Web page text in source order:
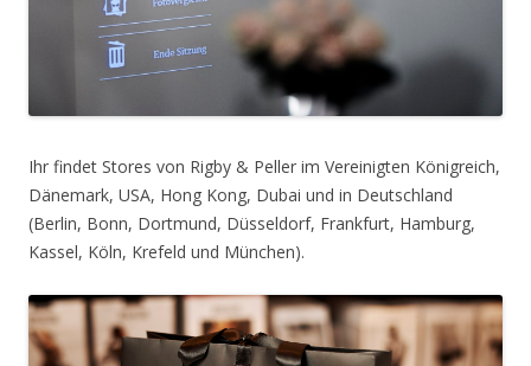
Ihr findet Stores von Rigby & Peller im Vereinigten Königreich,
Dänemark, USA, Hong Kong, Dubai und in Deutschland
(Berlin, Bonn, Dortmund, Düsseldorf, Frankfurt, Hamburg,
Kassel, Köln, Krefeld und München).